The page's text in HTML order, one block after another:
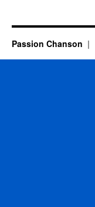
Passion Chanson